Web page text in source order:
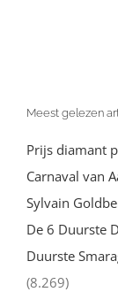
Meest gelezen
Prijs diamant
Carnaval van
Sylvain
De 6 Duurste
Duurste
(8.269)